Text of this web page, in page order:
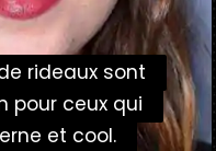
rideaux sont
pour ceux qui
et cool.
rideaux sont
pour ceux qui
et cool.